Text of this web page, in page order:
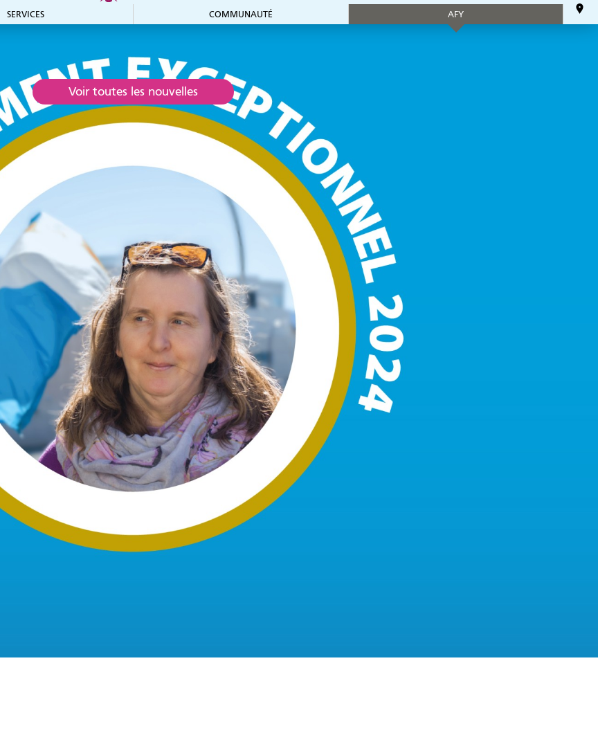
SERVICES COMMUNAUTÉ AFY
Accueil et aide à
l'établissement
Aide à l’emploi
Appui
au recrutement
Entrepreneuriat
Justice
Tourisme
AFY
Devenir membre
Équipe CA À propos
Nouvelles Communiqués Publications
Centre de la
francophonie